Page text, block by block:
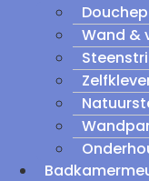
Wand &